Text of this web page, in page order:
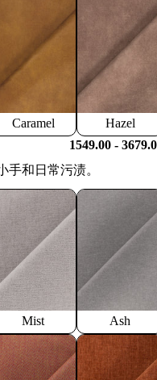
Caramel
Hazel
1549.00 -
手和日常污渍。
Mist Ash